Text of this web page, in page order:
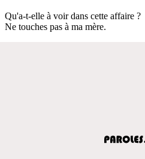
Qu'a-t-elle à voir dans cette affaire ?
Ne touches pas à ma mère.